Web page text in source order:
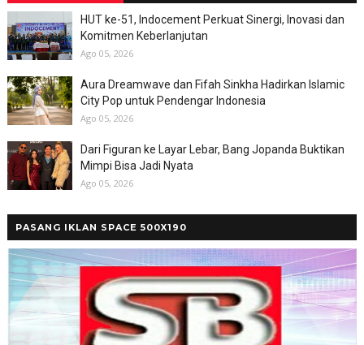
HUT ke-51, Indocement Perkuat Sinergi, Inovasi dan
Komitmen Keberlanjutan
Ago 05, 2026
Aura Dreamwave dan Fifah Sinkha Hadirkan Islamic
City Pop untuk Pendengar Indonesia
Ago 05, 2026
Dari Figuran ke Layar Lebar, Bang Jopanda Buktikan
Mimpi Bisa Jadi Nyata
Ago 05, 2026
PASANG IKLAN SPACE 500X190